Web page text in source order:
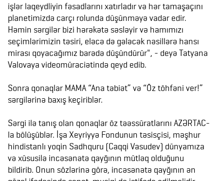
işlər laqeydliyin fəsadlarını xatırladır və hər tamaşaçını
planetimizdə carçı rolunda düşünməyə vadar edir.
Həmin sərgilər bizi hərəkətə səsləyir və hamımızı
seçimlərimizin təsiri, eləcə də gələcək nəsillərə hansı
mirası qoyacağımız barədə düşündürür", - deyə Tatyana
Valovaya videomüraciətində qeyd edib.
Sonra qonaqlar MAMA “Ana təbiət” və “Öz töhfəni ver!”
sərgilərinə baxış keçiriblər.
Sərgi ilə tanış olan qonaqlar öz təəssüratlarını AZƏRTAC-
la bölüşüblər. İşa Xeyriyyə Fondunun təsisçisi, məşhur
hindistanlı yoqin Sadhquru (Caqqi Vasudev) dünyamıza
və xüsusilə incəsənətə qayğının mütləq olduğunu
bildirib. Onun sözlərinə görə, incəsənətə qayğının ən